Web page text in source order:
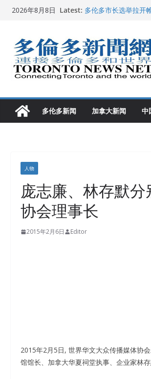
Skip2026年8月8日 Latest: 多伦多市长选举拉开
就业
2026加拿大青少年儿
龚晓华参加多伦多骄
多伦多新闻 加拿大新闻 中
人物
庞志廉、林存默
协会理事长
2015年2月6日 Editor
2015年2月5日, 世界华文大众传播媒体协
馆馆长、加拿大华夏祠堂执事、企业家林